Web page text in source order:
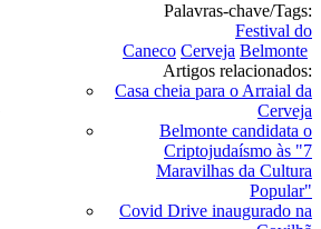
Palavras-chave/Tags:
Festival do
Caneco Cerveja Belmonte
Artigos relacionados:
Casa cheia para o Arraial da
Cerveja
Belmonte candidata o
Criptojudaísmo às "7
Maravilhas da Cultura
Popular"
Covid Drive inaugurado na